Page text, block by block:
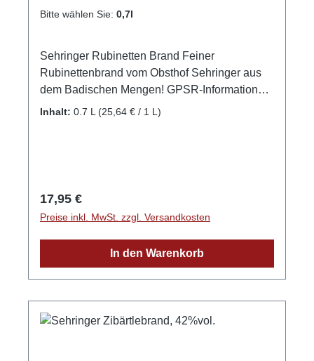
Bitte wählen Sie: 0,7l
Sehringer Rubinetten Brand Feiner
Rubinettenbrand vom Obsthof Sehringer aus
dem Badischen Mengen! GPSR-Informationen
HerstellerFirma: Obsthof Sehringer GbRLand:
Inhalt: 0.7 L (25,64 € / 1 L)
Regulärer Preis:
17,95 €
Preise inkl. MwSt. zzgl. Versandkosten
In den Warenkorb